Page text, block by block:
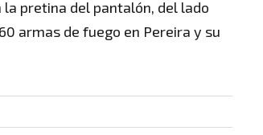
pretina del pantalón, del lado
armas de fuego en Pereira y su